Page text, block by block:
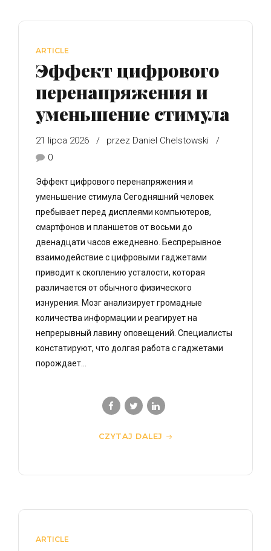
ARTICLE
Эффект цифрового
перенапряжения и
уменьшение стимула
21 lipca 2026
przez Daniel Chelstowski
0
Эффект цифрового перенапряжения и
уменьшение стимула Сегодняшний человек
пребывает перед дисплеями компьютеров,
смартфонов и планшетов от восьми до
двенадцати часов ежедневно. Беспрерывное
взаимодействие с цифровыми гаджетами
приводит к скоплению усталости, которая
различается от обычного физического
изнурения. Мозг анализирует громадные
количества информации и реагирует на
непрерывный лавину оповещений. Специалисты
констатируют, что долгая работа с гаджетами
порождает...
CZYTAJ DALEJ
ARTICLE